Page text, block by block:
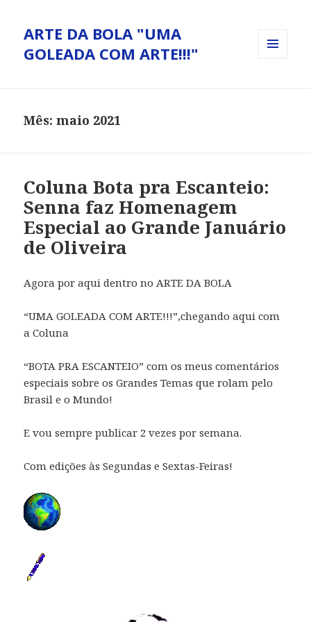
ARTE DA BOLA "UMA
GOLEADA COM ARTE!!!"
Mês: maio 2021
Coluna Bota pra Escanteio:
Senna faz Homenagem
Especial ao Grande Januário
de Oliveira
Agora por aqui dentro no ARTE DA BOLA
“UMA GOLEADA COM ARTE!!!”,chegando aqui com
a Coluna
“BOTA PRA ESCANTEIO” com os meus comentários
especiais sobre os Grandes Temas que rolam pelo
Brasil e o Mundo!
E vou sempre publicar 2 vezes por semana.
Com edições às Segundas e Sextas-Feiras!